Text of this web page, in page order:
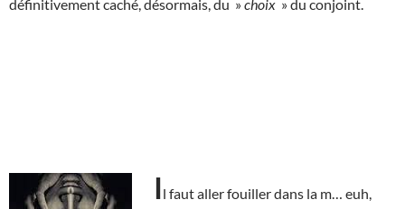
définitivement caché, désormais, du »choix » du conjoint.
Il faut aller fouiller dans la m… euh,